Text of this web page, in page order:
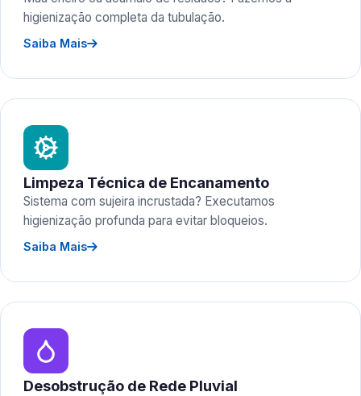
higienização completa da tubulação.
Saiba Mais
Limpeza Técnica de Encanamento
Sistema com sujeira incrustada? Executamos
higienização profunda para evitar bloqueios.
Saiba Mais
Desobstrução de Rede Pluvial